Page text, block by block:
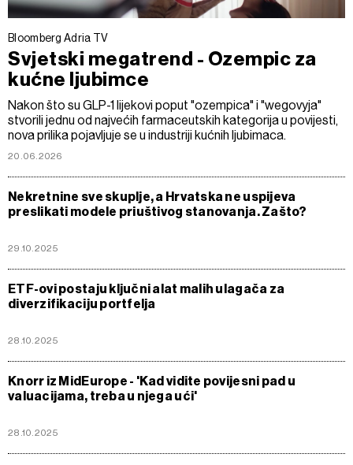
Bloomberg Adria TV
Svjetski megatrend - Ozempic za
kućne ljubimce
Nakon što su GLP-1 lijekovi poput "ozempica" i "wegovyja"
stvorili jednu od najvećih farmaceutskih kategorija u povijesti,
nova prilika pojavljuje se u industriji kućnih ljubimaca.
20.06.2026
Nekretnine sve skuplje, a Hrvatska ne uspijeva
preslikati modele priuštivog stanovanja. Zašto?
29.10.2025
ETF-ovi postaju ključni alat malih ulagača za
diverzifikaciju portfelja
28.10.2025
Knorr iz MidEurope - 'Kad vidite povijesni pad u
valuacijama, treba u njega ući'
28.10.2025